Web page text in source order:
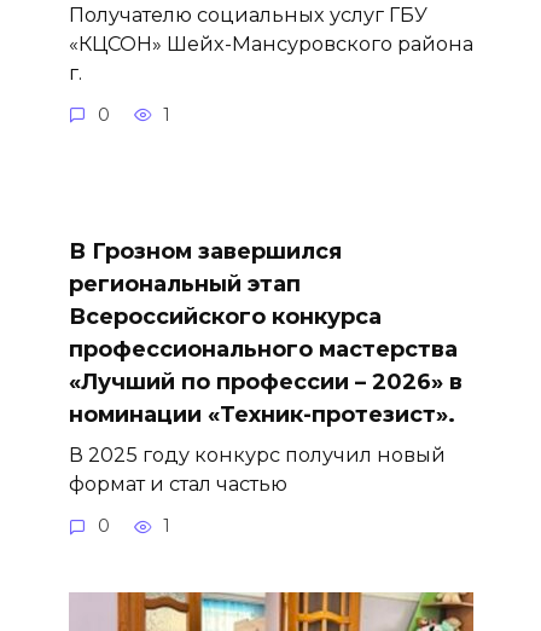
Получателю социальных услуг ГБУ
«КЦСОН» Шейх-Мансуровского района
г.
0 1
В Грозном завершился
региональный этап
Всероссийского конкурса
профессионального мастерства
«Лучший по профессии – 2026» в
номинации «Техник-протезист».
В 2025 году конкурс получил новый
формат и стал частью
0 1